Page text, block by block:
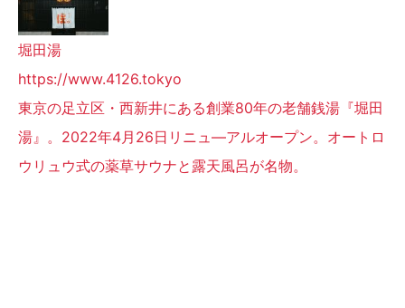
堀田湯
https://www.4126.tokyo
東京の足立区・西新井にある創業80年の老舗銭湯『堀田
湯』。2022年4月26日リニュ―アルオープン。オートロ
ウリュウ式の薬草サウナと露天風呂が名物。